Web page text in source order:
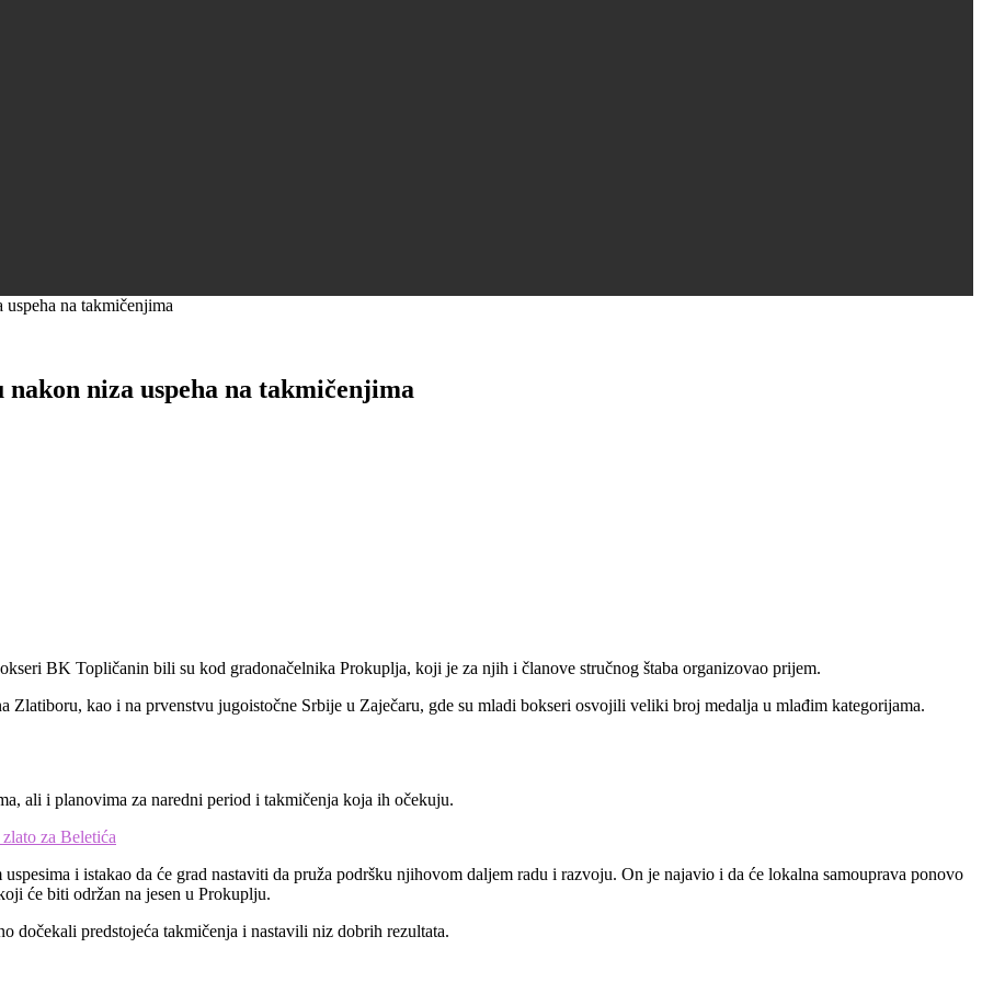
na takmičenjima
niza uspeha na takmičenjima
BK Topličanin bili su kod gradonačelnika Prokuplja, koji je za njih i članove stručnog štaba organizovao prijem.
Zlatiboru, kao i na prvenstvu jugoistočne Srbije u Zaječaru, gde su mladi bokseri osvojili veliki broj medalja u mlađim kategorijama.
ali i planovima za naredni period i takmičenja koja ih očekuju.
za Beletića
i istakao da će grad nastaviti da pruža podršku njihovom daljem radu i razvoju. On je najavio i da će lokalna samouprava ponovo
će biti održan na jesen u Prokuplju.
dočekali predstojeća takmičenja i nastavili niz dobrih rezultata.